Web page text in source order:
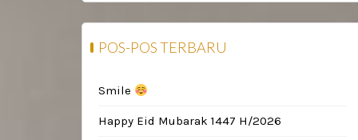
POS-POS TERBARU
Smile
Happy Eid Mubarak 1447 H/2026